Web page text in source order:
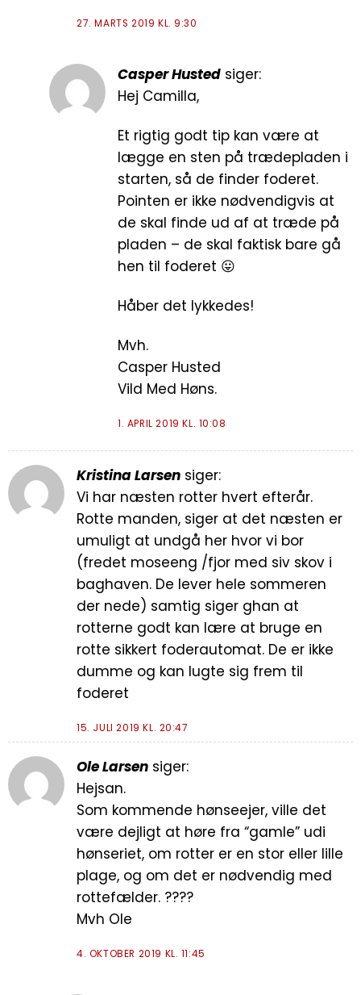
27. MARTS 2019 KL. 9:30
Casper Husted siger:
Hej Camilla,
Et rigtig godt tip kan være at
lægge en sten på trædepladen i
starten, så de finder foderet.
Pointen er ikke nødvendigvis at
de skal finde ud af at træde på
pladen – de skal faktisk bare gå
hen til foderet 😛
Håber det lykkedes!
Mvh.
Casper Husted
Vild Med Høns.
1. APRIL 2019 KL. 10:08
Kristina Larsen siger:
Vi har næsten rotter hvert efterår.
Rotte manden, siger at det næsten er
umuligt at undgå her hvor vi bor
(fredet moseeng /fjor med siv skov i
baghaven. De lever hele sommeren
der nede) samtig siger ghan at
rotterne godt kan lære at bruge en
rotte sikkert foderautomat. De er ikke
dumme og kan lugte sig frem til
foderet
15. JULI 2019 KL. 20:47
Ole Larsen siger:
Hejsan.
Som kommende hønseejer, ville det
være dejligt at høre fra “gamle” udi
hønseriet, om rotter er en stor eller lille
plage, og om det er nødvendig med
rottefælder. ????
Mvh Ole
4. OKTOBER 2019 KL. 11:45